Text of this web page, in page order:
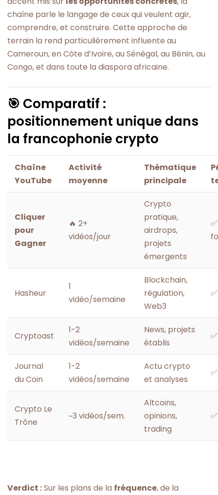
chaîne parle le langage de ceux qui veulent agir,
comprendre, et construire. Cette approche de
terrain la rend particulièrement influente au
Cameroun, en Côte d’Ivoire, au Sénégal, au Bénin, au
Congo, et dans toute la diaspora africaine.
🎯 Comparatif :
positionnement unique dans
la francophonie crypto
Chaîne
YouTube
Activité
moyenne
Thématique
principale
Cliquer
pour
Gagner
🔥 2+
vidéos/jour
Crypto
pratique,
airdrops,
projets
émergents
Hasheur
1
vidéo/semaine
Blockchain,
régulation,
Web3
Cryptoast
1-2
vidéos/semaine
News, projets
établis
Journal
du Coin
1-2
vidéos/semaine
Actu crypto
et analyses
Crypto Le
Trône
~3 vidéos/sem.
Altcoins,
opinions,
trading
Verdict :Sur les plans de la fréquence, de la